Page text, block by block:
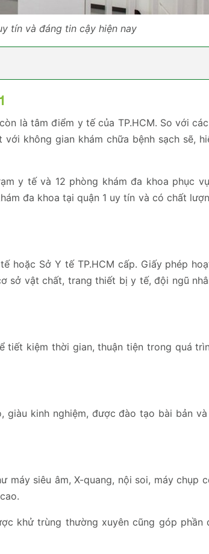
tín và đáng tin cậy hiện nay
là tâm điểm y tế của TP.HCM. So với các
không gian khám chữa bệnh sạch sẽ,
y tế và 12 phòng khám đa khoa phục
đa khoa tại quận 1 uy tín và có chất
hoặc Sở Y tế TP.HCM cấp. Giấy phép
sở vật chất, trang thiết bị y tế, đội ngũ
tiết kiệm thời gian, thuận tiện trong quá
giàu kinh nghiệm, được đào tạo bài bản
máy siêu âm, X-quang, nội soi, máy chụp
khử trùng thường xuyên cũng góp phần